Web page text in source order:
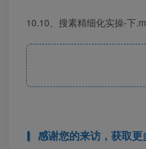
10.10、搜素精细化实操-下
感谢您的来访，获取更